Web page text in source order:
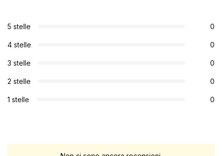
5 stelle 0
4 stelle 0
3 stelle 0
2 stelle 0
1 stelle 0